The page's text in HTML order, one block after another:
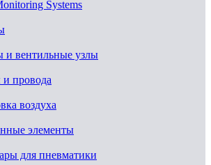
Systems
и вентильные узлы
и провода
воздуха
элементы
для пневматики